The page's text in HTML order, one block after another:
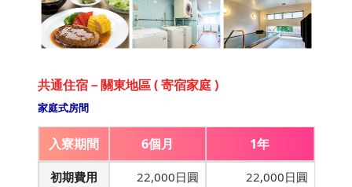
共通住宿－關東地區 ( 寄宿家庭 )
家庭式房間
入寮期間 6個月 1年
初期費用 22,000日圓
22,000日圓